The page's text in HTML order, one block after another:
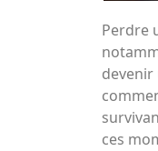
Perdre
ces